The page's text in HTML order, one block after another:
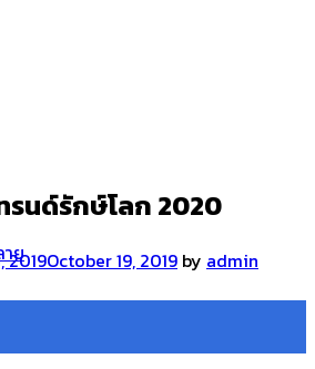
ย
รนด์รักษ์โลก 2020
2019October 19, 2019 by admin